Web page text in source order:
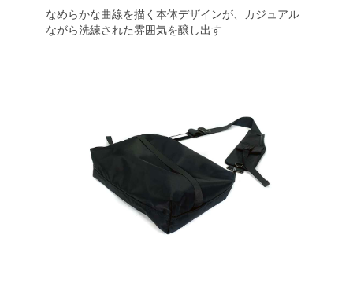
なめらかな曲線を描く本体デザインが、カジュアル
ながら洗練された雰囲気を醸し出す